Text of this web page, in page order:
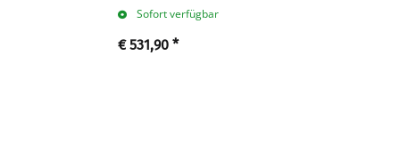
Sofort verfügbar
€ 531,90 *